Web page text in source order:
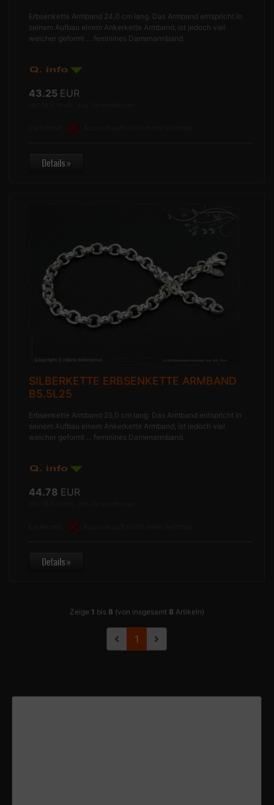
Erbsenkette Armband 24,0 cm lang. Das Armband entspricht in
seinem Aufbau einem Ankerkette Armband, ist jedoch viel
weicher geformt ... feminines Damenarmband.
43.25 EUR
SILBERKETTE ERBSENKETTE ARMBAND
B5.5L25
Erbsenkette Armband 25,0 cm lang. Das Armband entspricht in
seinem Aufbau einem Ankerkette Armband, ist jedoch viel
weicher geformt ... feminines Damenarmband.
44.78 EUR
Zeige 1 bis 8 (von insgesamt 8 Artikeln)
1